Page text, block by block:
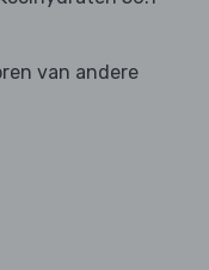
van andere